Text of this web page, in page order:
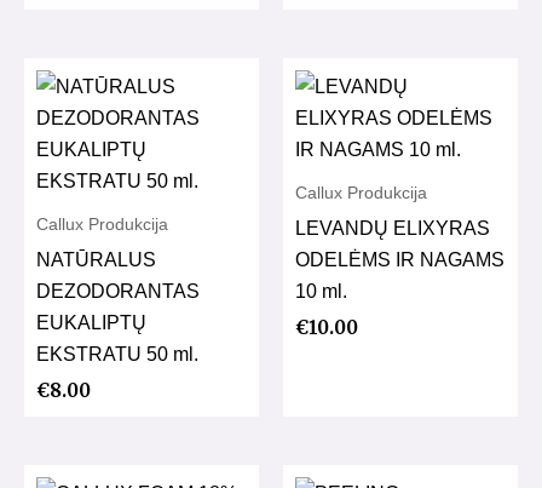
Callux Produkcija
NATŪRALUS
DEZODORANTAS
EUKALIPTŲ
EKSTRATU 50 ml.
€8.00
Callux Produkcija
LEVANDŲ ELIXYRAS
ODELĖMS IR NAGAMS
10 ml.
€10.00